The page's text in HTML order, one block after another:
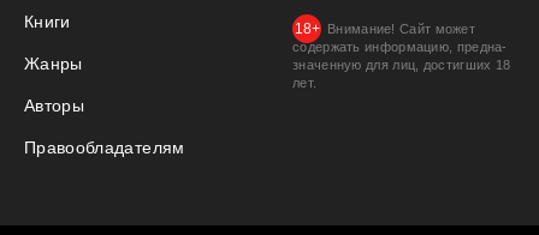
Книги
Жанры
Авторы
Правообладателям
Внимание! Сайт может
содержать информацию, предна­
значенную для лиц, дости­гших 18
лет.